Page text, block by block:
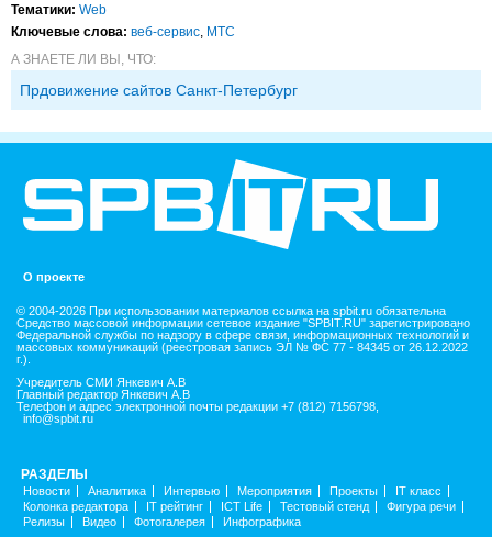
Тематики: Web
Ключевые слова: веб-сервис, МТС
А ЗНАЕТЕ ЛИ ВЫ, ЧТО:
Прдовижение сайтов Санкт-Петербург
О проекте
© 2004-2026 При использовании материалов ссылка на spbit.ru обязательна
Средство массовой информации сетевое издание "SPBIT.RU" зарегистрировано
Федеральной службы по надзору в сфере связи, информационных технологий и
массовых коммуникаций (реестровая запись ЭЛ № ФС 77 - 84345 от 26.12.2022
г.).
Учредитель СМИ Янкевич А.В
Главный редактор Янкевич А.В
Телефон и адрес электронной почты редакции +7 (812) 7156798,
info@spbit.ru
РАЗДЕЛЫ
Новости Аналитика Интервью Мероприятия Проекты
IT класс
Колонка редактора
IT рейтинг ICT Life Тестовый стенд
Фигура речи
Релизы
Видео Фотогалерея Инфографика